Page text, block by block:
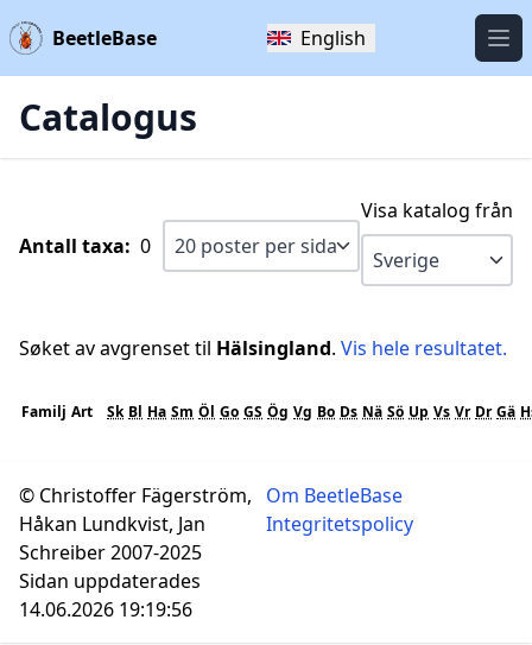
BeetleBase English
Catalogus
Antall taxa: 0
Visa katalog från
Søket av avgrenset til Hälsingland. Vis hele resultatet.
Familj Art Sk Bl Ha Sm Öl Go GS Ög Vg Bo Ds Nä Sö Up Vs Vr Dr Gä
© Christoffer Fägerström,
Håkan Lundkvist, Jan
Schreiber 2007-2025
Sidan uppdaterades
14.06.2026 19:19:56
Om BeetleBase
Integritetspolicy